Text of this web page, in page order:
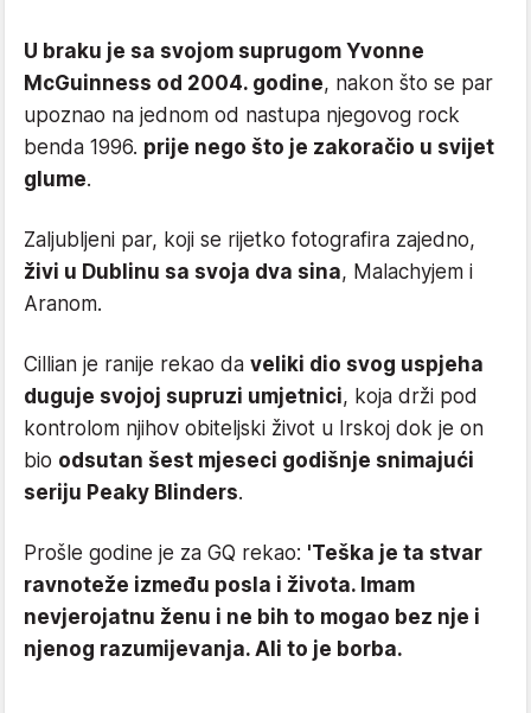
U braku je sa svojom suprugom Yvonne
McGuinness od 2004. godine, nakon što se par
upoznao na jednom od nastupa njegovog rock
benda 1996. prije nego što je zakoračio u svijet
glume.
Zaljubljeni par, koji se rijetko fotografira zajedno,
živi u Dublinu sa svoja dva sina, Malachyjem i
Aranom.
Cillian je ranije rekao da veliki dio svog uspjeha
duguje svojoj supruzi umjetnici, koja drži pod
kontrolom njihov obiteljski život u Irskoj dok je on
bio odsutan šest mjeseci godišnje snimajući
seriju Peaky Blinders.
Prošle godine je za GQ rekao: 'Teška je ta stvar
ravnoteže između posla i života. Imam
nevjerojatnu ženu i ne bih to mogao bez nje i
njenog razumijevanja. Ali to je borba.